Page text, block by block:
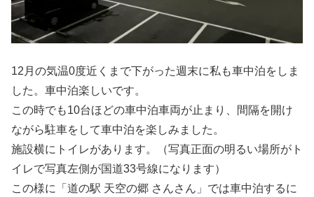
12月の気温0度近くまで下がった週末に私も車中泊をしま
した。車中泊楽しいです。
この時でも10台ほどの車中泊車両が止まり、間隔を開け
ながら駐車をして車中泊を楽しみました。
施設横にトイレがあります。（写真正面の明るい場所がト
イレで写真左側が国道33号線になります）
この様に「道の駅 天空の郷 さんさん」では車中泊するに